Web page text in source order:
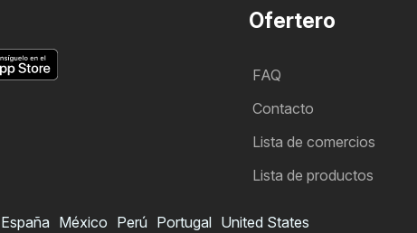
Ofertero
FAQ
Contacto
Lista de comercios
Lista de productos
España México Perú Portugal United States